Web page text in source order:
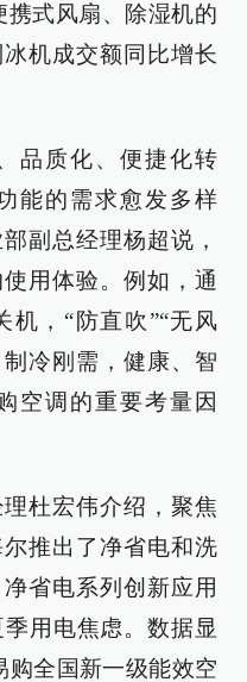
携式风扇、除湿机的
机成交额同比增长
品质化、便捷化转
能的需求愈发多样
副总经理杨超说，
用体验。例如，通
机，“防直吹”“无风
冷刚需，健康、智
空调的重要考量因
杜宏伟介绍，聚焦
推出了净省电和洗
省电系列创新应用
用电焦虑。数据显
购全国新一级能效空